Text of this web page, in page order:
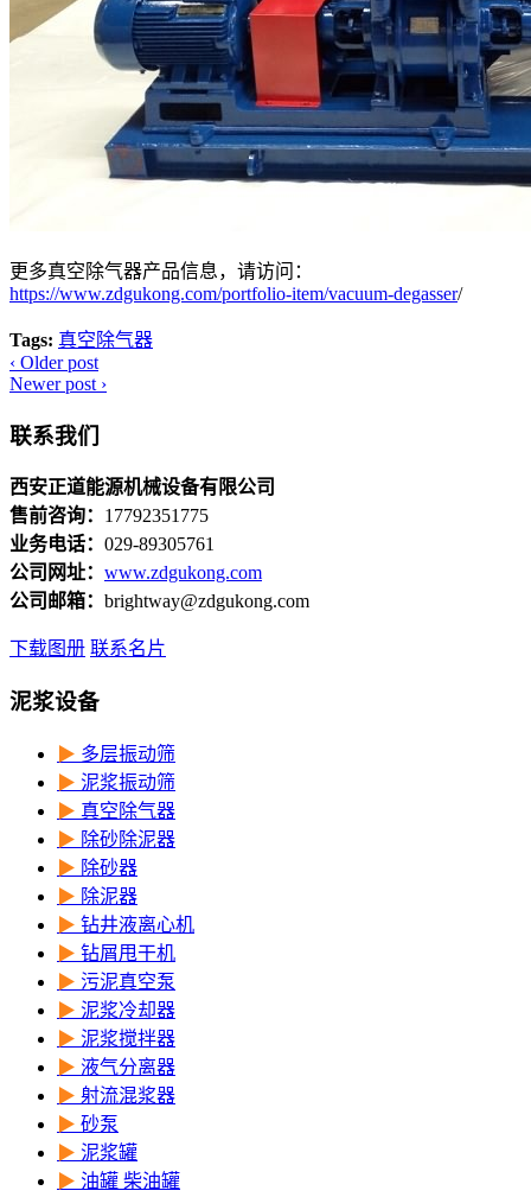
更多真空除气器产品信息，请访问：
https://www.zdgukong.com/portfolio-item/vacuum-degasser/
Tags: 真空除气器
‹ Older post
Newer post ›
联系我们
西安正道能源机械设备有限公司
售前咨询： 17792351775
业务电话： 029-89305761
公司网址： www.zdgukong.com
公司邮箱： brightway@zdgukong.com
下载图册 联系名片
泥浆设备
▶ 多层振动筛
▶ 泥浆振动筛
▶ 真空除气器
▶ 除砂除泥器
▶ 除砂器
▶ 除泥器
▶ 钻井液离心机
▶ 钻屑甩干机
▶ 污泥真空泵
▶ 泥浆冷却器
▶ 泥浆搅拌器
▶ 液气分离器
▶ 射流混浆器
▶ 砂泵
▶ 泥浆罐
▶ 油罐 柴油罐